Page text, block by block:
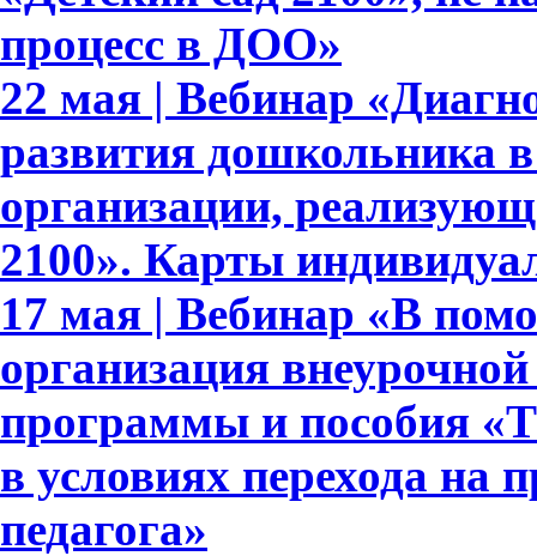
процесс в ДОО»
22 мая | Вебинар
развития дошкольника
организации,
2100». Карты
17 мая | Вебинар «В
организация
программы и пособия
в условиях перехода на
педагога»